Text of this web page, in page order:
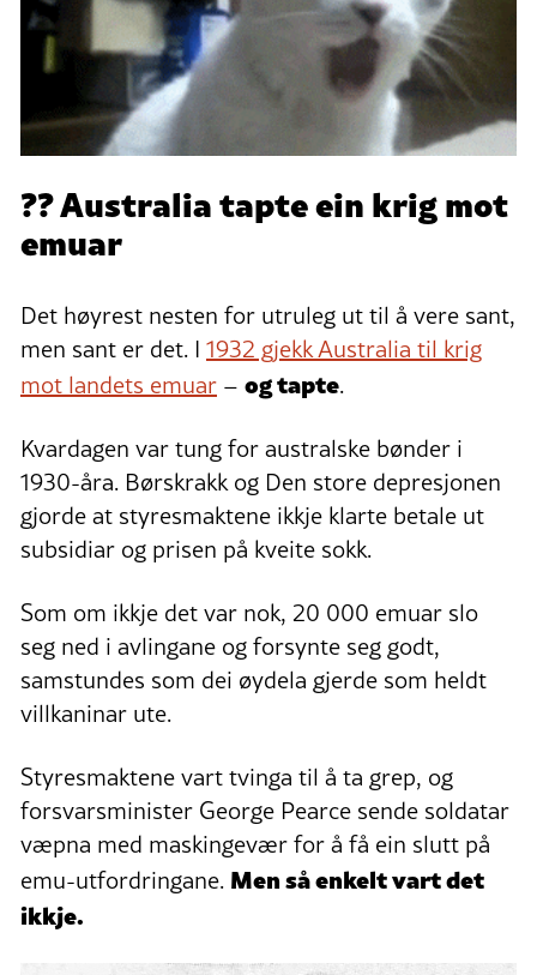
?? Australia tapte ein krig mot
emuar
Det høyrest nesten for utruleg ut til å vere sant,
men sant er det. I 1932 gjekk Australia til krig
mot landets emuar – og tapte.
Kvardagen var tung for australske bønder i
1930-åra. Børskrakk og Den store depresjonen
gjorde at styresmaktene ikkje klarte betale ut
subsidiar og prisen på kveite sokk.
Som om ikkje det var nok, 20 000 emuar slo
seg ned i avlingane og forsynte seg godt,
samstundes som dei øydela gjerde som heldt
villkaninar ute.
Styresmaktene vart tvinga til å ta grep, og
forsvarsminister George Pearce sende soldatar
væpna med maskingevær for å få ein slutt på
emu-utfordringane. Men så enkelt vart det
ikkje.